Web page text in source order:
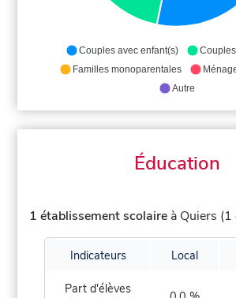
Couples avec enfant(s)
Familles monoparentales
Autre
Éducation
1 établissement scolaire à Quiers (1
Indicateurs Local
Part d'élèves